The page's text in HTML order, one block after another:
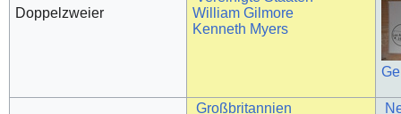
Doppelzweier
William Gilmore
Kenneth Myers
Großbritannien